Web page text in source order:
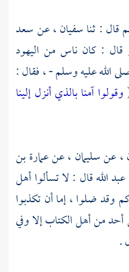
قال : ثناسفيان ،عنسعد
قال : كان ناس من اليهود
الله عليه وسلم - ، فقال :
وقولوا آمنا بالذي أنزل إلينا
،عنسليمان ،عنعمارة بن
عبد اللهقال : لا تسألوا أهل
وقد ضلوا ، إما أن تكذبوا
من أهل الكتاب إلا وفي
.